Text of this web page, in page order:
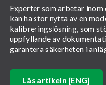
Experter som arbetar
kan ha stor nytta av en
kalibreringslösning, som
uppfyllande av
garantera säkerheten i
Läs artikeln [ENG]